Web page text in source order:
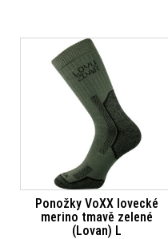
Ponožky VoXX lovecké
merino tmavě zelené
(Lovan) L